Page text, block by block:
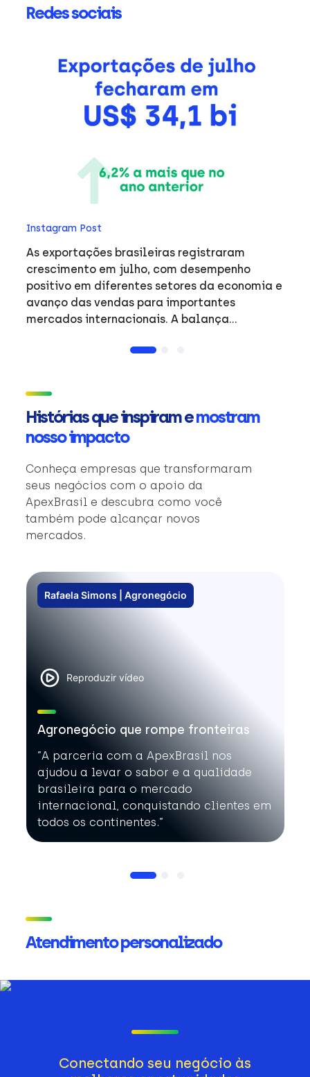
Redes sociais
Instagram Post
As exportações brasileiras registraram
crescimento em julho, com desempenho
positivo em diferentes setores da economia e
avanço das vendas para importantes
mercados internacionais. A balança
comércio exterior brasileiro e o desempenho
Histórias que inspiram emostram
nosso impacto
Conheça empresas que transformaram
seus negócios com o apoio da
ApexBrasil e descubra como você
também pode alcançar novos
mercados.
Rafaela Simons | Agronegócio
Reproduzir vídeo
Agronegócio que rompe fronteiras
”A parceria com a ApexBrasil nos
ajudou a levar o sabor e a qualidade
brasileira para o mercado
internacional, conquistando clientes em
todos os continentes.”
Atendimento personalizado
Conectando seu negócio às